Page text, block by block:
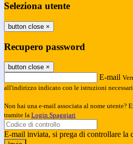
Seleziona utente
button close ×
Recupero password
button close ×
E-mail
all'indirizzo indicato con le istruzioni
Non hai una e-mail associata al nome utente?
tramite la Login Spaggiari
E-mail inviata, si prega di controllare la